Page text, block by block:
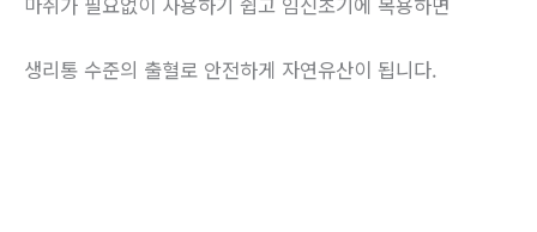
생리통 수준의 출혈로 안전하게 자연유산이 됩니다.